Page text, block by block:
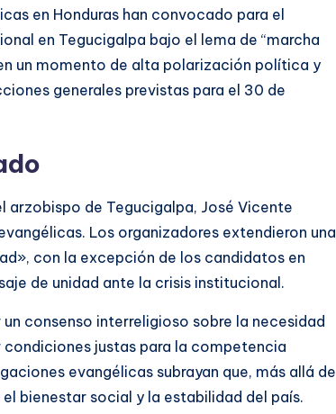
en Honduras han convocado para el
en Tegucigalpa bajo el lema de “marcha
un momento de alta polarización política y
generales previstas para el 30 de
de Tegucigalpa, José Vicente
Los organizadores extendieron una
con la excepción de los candidatos en
de unidad ante la crisis institucional.
consenso interreligioso sobre la necesidad
justas para la competencia
evangélicas subrayan que, más allá de
bienestar social y la estabilidad del país.